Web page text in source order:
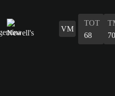
VM
TOT
68
70